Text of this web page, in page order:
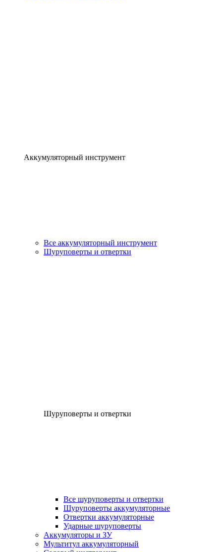
Аккумуляторный инструмент
Все аккумуляторный инструмент
Шуруповерты и отвертки
Шуруповерты и отвертки
Все шуруповерты и отвертки
Шуруповерты аккумуляторные
Отвертки аккумуляторные
Ударные шуруповерты
Аккумуляторы и ЗУ
Мультитул аккумуляторный